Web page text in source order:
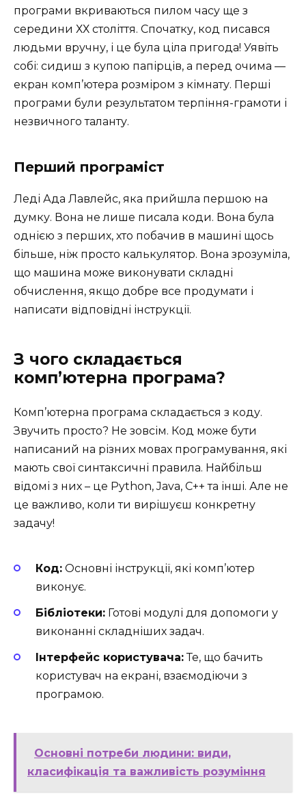
програми вкриваються пилом часу ще з
середини ХХ століття. Спочатку, код писався
людьми вручну, і це була ціла пригода! Уявіть
собі: сидиш з купою папірців, а перед очима —
екран комп’ютера розміром з кімнату. Перші
програми були результатом терпіння-грамоти і
незвичного таланту.
Перший програміст
Леді Ада Лавлейс, яка прийшла першою на
думку. Вона не лише писала коди. Вона була
однією з перших, хто побачив в машині щось
більше, ніж просто калькулятор. Вона зрозуміла,
що машина може виконувати складні
обчислення, якщо добре все продумати і
написати відповідні інструкції.
З чого складається
комп’ютерна програма?
Комп’ютерна програма складається з коду.
Звучить просто? Не зовсім. Код може бути
написаний на різних мовах програмування, які
мають свої синтаксичні правила. Найбільш
відомі з них – це Python, Java, C++ та інші. Але не
це важливо, коли ти вирішуєш конкретну
задачу!
Код: Основні інструкції, які комп’ютер
виконує.
Бібліотеки: Готові модулі для допомоги у
виконанні складніших задач.
Інтерфейс користувача:Те, що бачить
користувач на екрані, взаємодіючи з
програмою.
Основні потреби людини: види,
класифікація та важливість розуміння